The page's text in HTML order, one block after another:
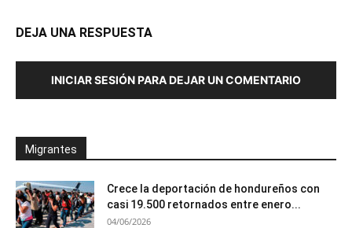
DEJA UNA RESPUESTA
INICIAR SESIÓN PARA DEJAR UN COMENTARIO
Migrantes
Crece la deportación de hondureños con
casi 19.500 retornados entre enero...
04/06/2026